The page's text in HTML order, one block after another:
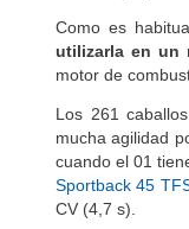
Como es
utilizarla en un
motor de
Los 261
mucha agilidad
cuando el 01
Sportback 45
CV (4,7 s).